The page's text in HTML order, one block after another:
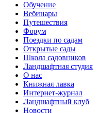
Обучение
Вебинары
Путешествия
Форум
Поездки по садам
Открытые сады
Школа садовников
Ландшафтная студия
О нас
Книжная лавка
Интернет-журнал
Ландшафтный клуб
Новости